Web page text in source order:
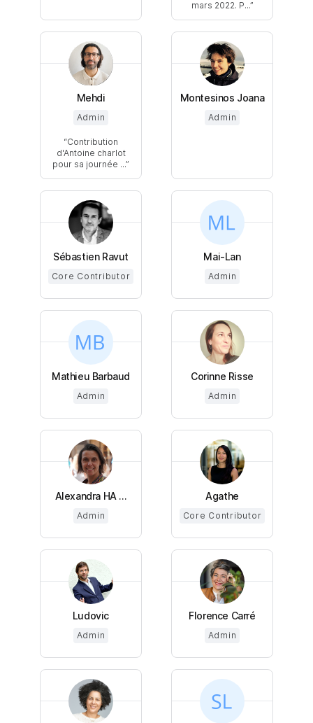
mars 2022. P...
Mehdi
Admin
Contribution
d'Antoine charlot
pour sa journée ...
Montesinos Joana
Admin
Sébastien Ravut
Core Contributor
Mai-Lan
Admin
Mathieu Barbaud
Admin
Corinne Risse
Admin
Alexandra HA ...
Admin
Agathe
Core Contributor
Ludovic
Admin
Florence Carré
Admin